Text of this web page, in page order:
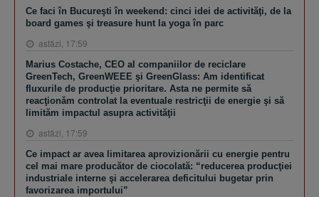
Ce faci în Bucureşti în weekend: cinci idei de activităţi, de la
board games şi treasure hunt la yoga în parc
astăzi, 17:59
Marius Costache, CEO al companiilor de reciclare
GreenTech, GreenWEEE şi GreenGlass: Am identificat
fluxurile de producţie prioritare. Asta ne permite să
reacţionăm controlat la eventuale restricţii de energie şi să
limităm impactul asupra activităţii
astăzi, 17:59
Ce impact ar avea limitarea aprovizionării cu energie pentru
cel mai mare producător de ciocolată: “reducerea producţiei
industriale interne şi accelerarea deficitului bugetar prin
favorizarea importului”